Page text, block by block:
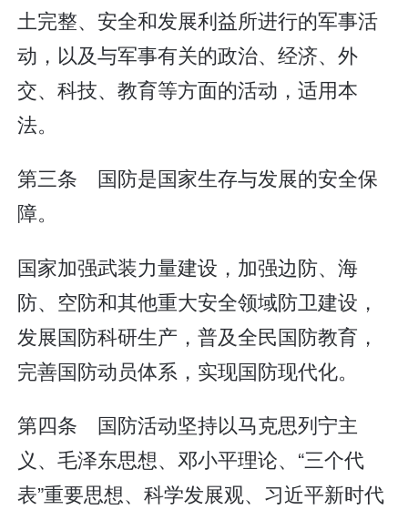
土完整、安全和发展利益所进行的军事活
动，以及与军事有关的政治、经济、外
交、科技、教育等方面的活动，适用本
法。
第三条 国防是国家生存与发展的安全保
障。
国家加强武装力量建设，加强边防、海
防、空防和其他重大安全领域防卫建设，
发展国防科研生产，普及全民国防教育，
完善国防动员体系，实现国防现代化。
第四条 国防活动坚持以马克思列宁主
义、毛泽东思想、邓小平理论、“三个代
表”重要思想、科学发展观、习近平新时代